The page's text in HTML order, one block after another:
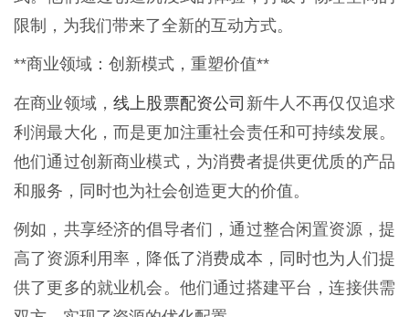
限制，为我们带来了全新的互动方式。
**商业领域：创新模式，重塑价值**
在商业领域，线上股票配资公司 新牛人不再仅仅追求
利润最大化，而是更加注重社会责任和可持续发展。
他们通过创新商业模式，为消费者提供更优质的产品
和服务，同时也为社会创造更大的价值。
例如，共享经济的倡导者们，通过整合闲置资源，提
高了资源利用率，降低了消费成本，同时也为人们提
供了更多的就业机会。他们通过搭建平台，连接供需